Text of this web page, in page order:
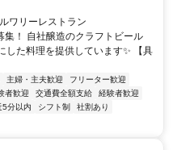
ワリーレストラン
集！ 自社醸造のクラフトビール
した料理を提供しています✨ 【具
主婦・主夫歓迎
フリーター歓迎
者歓迎 交通費全額支給
経験者歓迎
5分以内 シフト制
社割あり